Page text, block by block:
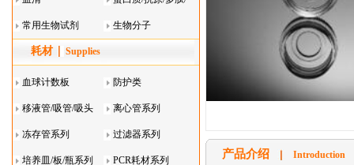
酶
常用生物试剂 生物分子
耗材 Supplies
血球计数板 防护类
移液管/吸管/吸头
系列
离心管系列
冻存管系列 过滤器系列
培养皿/板/瓶系列 PCR耗材系列 产品介绍 Introduction